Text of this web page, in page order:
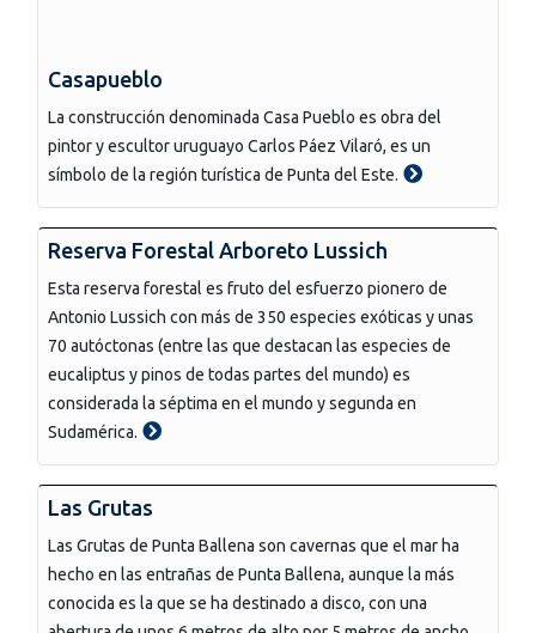
Casapueblo
La construcción denominada Casa Pueblo es obra del
pintor y escultor uruguayo Carlos Páez Vilaró, es un
símbolo de la región turística de Punta del Este.
Reserva Forestal Arboreto Lussich
Esta reserva forestal es fruto del esfuerzo pionero de
Antonio Lussich con más de 350 especies exóticas y unas
70 autóctonas (entre las que destacan las especies de
eucaliptus y pinos de todas partes del mundo) es
considerada la séptima en el mundo y segunda en
Sudamérica.
Las Grutas
Las Grutas de Punta Ballena son cavernas que el mar ha
hecho en las entrañas de Punta Ballena, aunque la más
conocida es la que se ha destinado a disco, con una